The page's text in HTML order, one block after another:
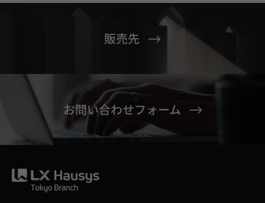
販売先
お問い合わせフォーム